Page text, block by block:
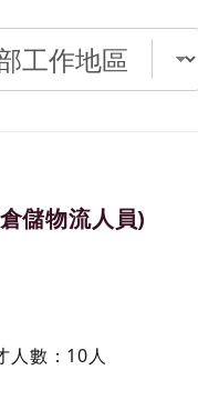
儲物流人員)
人數： 10人